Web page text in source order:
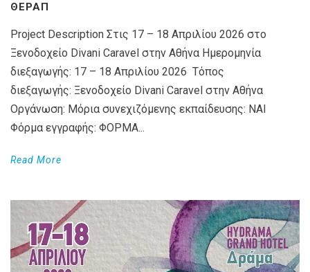
ΘΕΡΑΠ
Project Description Στις 17 – 18 Απριλίου 2026 στο
Ξενοδοχείο Divani Caravel στην Αθήνα Ημερομηνία
διεξαγωγής: 17 – 18 Απριλίου 2026 Τόπος
διεξαγωγής: Ξενοδοχείο Divani Caravel στην Αθήνα
Οργάνωση: Μόρια συνεχιζόμενης εκπαίδευσης: ΝΑΙ
Φόρμα εγγραφής: ΦΟΡΜΑ...
Read More